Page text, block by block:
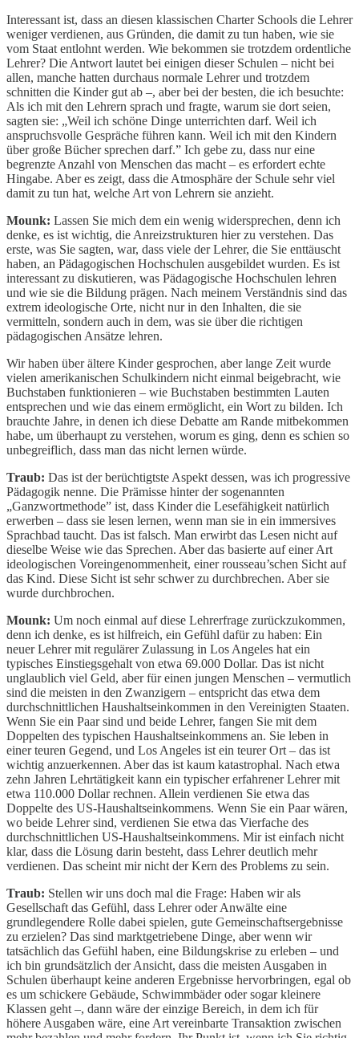
Interessant ist, dass an diesen klassischen Charter Schools die Lehrer
weniger verdienen, aus Gründen, die damit zu tun haben, wie sie
vom Staat entlohnt werden. Wie bekommen sie trotzdem ordentliche
Lehrer? Die Antwort lautet bei einigen dieser Schulen – nicht bei
allen, manche hatten durchaus normale Lehrer und trotzdem
schnitten die Kinder gut ab –, aber bei der besten, die ich besuchte:
Als ich mit den Lehrern sprach und fragte, warum sie dort seien,
sagten sie: „Weil ich schöne Dinge unterrichten darf. Weil ich
anspruchsvolle Gespräche führen kann. Weil ich mit den Kindern
über große Bücher sprechen darf.” Ich gebe zu, dass nur eine
begrenzte Anzahl von Menschen das macht – es erfordert echte
Hingabe. Aber es zeigt, dass die Atmosphäre der Schule sehr viel
damit zu tun hat, welche Art von Lehrern sie anzieht.
Mounk: Lassen Sie mich dem ein wenig widersprechen, denn ich
denke, es ist wichtig, die Anreizstrukturen hier zu verstehen. Das
erste, was Sie sagten, war, dass viele der Lehrer, die Sie enttäuscht
haben, an Pädagogischen Hochschulen ausgebildet wurden. Es ist
interessant zu diskutieren, was Pädagogische Hochschulen lehren
und wie sie die Bildung prägen. Nach meinem Verständnis sind das
extrem ideologische Orte, nicht nur in den Inhalten, die sie
vermitteln, sondern auch in dem, was sie über die richtigen
pädagogischen Ansätze lehren.
Wir haben über ältere Kinder gesprochen, aber lange Zeit wurde
vielen amerikanischen Schulkindern nicht einmal beigebracht, wie
Buchstaben funktionieren – wie Buchstaben bestimmten Lauten
entsprechen und wie das einem ermöglicht, ein Wort zu bilden. Ich
brauchte Jahre, in denen ich diese Debatte am Rande mitbekommen
habe, um überhaupt zu verstehen, worum es ging, denn es schien so
unbegreiflich, dass man das nicht lernen würde.
Traub: Das ist der berüchtigtste Aspekt dessen, was ich progressive
Pädagogik nenne. Die Prämisse hinter der sogenannten
„Ganzwortmethode” ist, dass Kinder die Lesefähigkeit natürlich
erwerben – dass sie lesen lernen, wenn man sie in ein immersives
Sprachbad taucht. Das ist falsch. Man erwirbt das Lesen nicht auf
dieselbe Weise wie das Sprechen. Aber das basierte auf einer Art
ideologischen Voreingenommenheit, einer rousseau’schen Sicht auf
das Kind. Diese Sicht ist sehr schwer zu durchbrechen. Aber sie
wurde durchbrochen.
Mounk: Um noch einmal auf diese Lehrerfrage zurückzukommen,
denn ich denke, es ist hilfreich, ein Gefühl dafür zu haben: Ein
neuer Lehrer mit regulärer Zulassung in Los Angeles hat ein
typisches Einstiegsgehalt von etwa 69.000 Dollar. Das ist nicht
unglaublich viel Geld, aber für einen jungen Menschen – vermutlich
sind die meisten in den Zwanzigern – entspricht das etwa dem
durchschnittlichen Haushaltseinkommen in den Vereinigten Staaten.
Wenn Sie ein Paar sind und beide Lehrer, fangen Sie mit dem
Doppelten des typischen Haushaltseinkommens an. Sie leben in
einer teuren Gegend, und Los Angeles ist ein teurer Ort – das ist
wichtig anzuerkennen. Aber das ist kaum katastrophal. Nach etwa
zehn Jahren Lehrtätigkeit kann ein typischer erfahrener Lehrer mit
etwa 110.000 Dollar rechnen. Allein verdienen Sie etwa das
Doppelte des US-Haushaltseinkommens. Wenn Sie ein Paar wären,
wo beide Lehrer sind, verdienen Sie etwa das Vierfache des
durchschnittlichen US-Haushaltseinkommens. Mir ist einfach nicht
klar, dass die Lösung darin besteht, dass Lehrer deutlich mehr
verdienen. Das scheint mir nicht der Kern des Problems zu sein.
Traub: Stellen wir uns doch mal die Frage: Haben wir als
Gesellschaft das Gefühl, dass Lehrer oder Anwälte eine
grundlegendere Rolle dabei spielen, gute Gemeinschaftsergebnisse
zu erzielen? Das sind marktgetriebene Dinge, aber wenn wir
tatsächlich das Gefühl haben, eine Bildungskrise zu erleben – und
ich bin grundsätzlich der Ansicht, dass die meisten Ausgaben in
Schulen überhaupt keine anderen Ergebnisse hervorbringen, egal ob
es um schickere Gebäude, Schwimmbäder oder sogar kleinere
Klassen geht –, dann wäre der einzige Bereich, in dem ich für
höhere Ausgaben wäre, eine Art vereinbarte Transaktion zwischen